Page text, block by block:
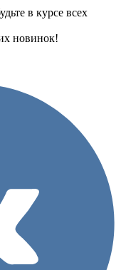
в курсе всех
новинок!